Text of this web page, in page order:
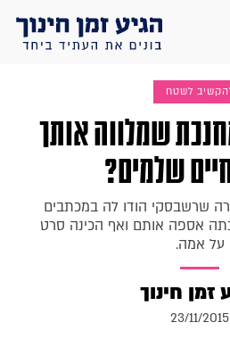
לשטח
שמלווה אותך
שלמים?
שרשבסקי הודו לה במכתבים
אספה אותם ואף הכינה סרט
על אמה.
זמן חינוך
23/11/2015